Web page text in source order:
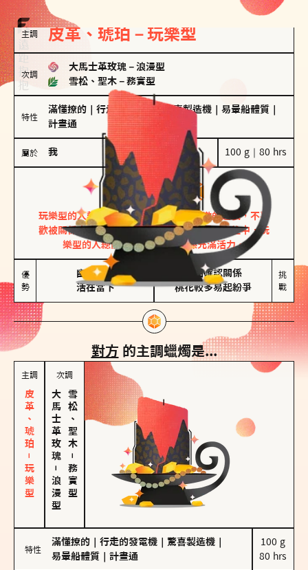
主調 皮革、琥珀－玩樂型
次調
大馬士革玫瑰 － 浪漫型
雪松、聖木 － 務實型
特性
滿懂撩的 行走的發電機｜ 驚喜製造機 易暈船體質
計畫通
屬於 我 100 g｜80 hrs
玩樂型
皮革、琥珀
玩樂型的人熱情洋溢，視戀愛為一場刺激的遊戲，不喜
歡被關係中的限制綑綁。無論是約會中還是交往中，玩
樂型的人總能帶來樂趣，讓關係充滿活力。
優
勢
幽默風趣
活在當下
害怕確認關係
桃花較多易起紛爭
挑
戰
對方 的主調蠟燭是...
主調
皮革、琥珀－玩樂型
次調
大馬士革玫瑰
－
浪漫型
雪松、聖木
－
務實型
特性
滿懂撩的 行走的發電機 驚喜製造機
易暈船體質
計畫通
100 g
80 hrs